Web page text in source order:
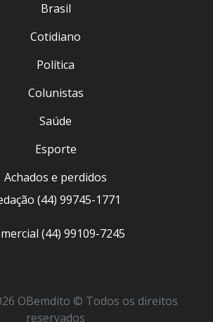
Brasil
Cotidiano
Política
Colunistas
Saúde
Esporte
Achados e perdidos
(44) 99745-1771
(44) 99109-7245
OBemdito © Todos os direitos
reservados